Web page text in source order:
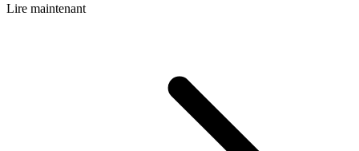
Lire maintenant